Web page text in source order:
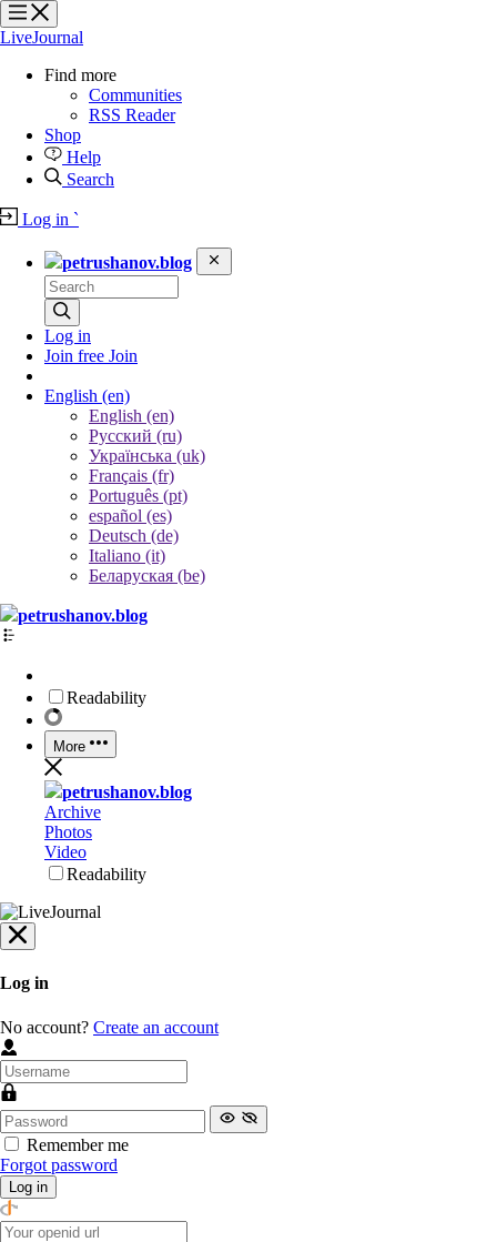
?
?
?
?
LiveJournal
Find more
Communities
RSS Reader
Shop
Help
Search
Log in `
petrushanov.blog
Log in
Join free Join
English (en)
English (en)
Русский (ru)
Українська (uk)
Français (fr)
Português (pt)
español (es)
Deutsch (de)
Italiano (it)
Беларуская (be)
petrushanov.blog
Readability
More
petrushanov.blog
Archive
Photos
Video
Readability
Log in
No account? Create an account
Remember me
Forgot password
Log in